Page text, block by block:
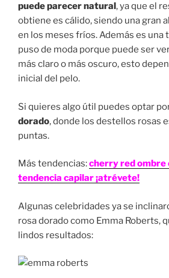
puede parecer natural, ya que el
obtiene es cálido, siendo una gran
en los meses fríos. Además es una
puso de moda porque puede ser
más claro o más oscuro, esto
inicial del pelo.
Si quieres algo útil puedes optar
dorado, donde los destellos rosas
puntas.
Más tendencias:cherry red ombre
tendencia capilar ¡atrévete!
Algunas celebridades ya se
rosa dorado como Emma Roberts,
lindos resultados: